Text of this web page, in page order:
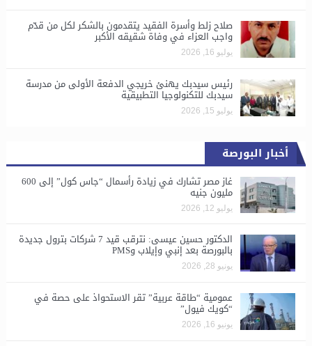
صلاح زلط وأسرة الفقيد يتقدمون بالشكر لكل من قدّم
واجب العزاء في وفاة شقيقه الأكبر
يوليو 16, 2026
رئيس سيدبك يهنئ خريجي الدفعة الأولى من مدرسة
سيدبك للتكنولوجيا التطبيقية
يوليو 15, 2026
أخبار البورصة
غاز مصر تشارك في زيادة رأسمال “جاس كول” إلى 600
مليون جنيه
يوليو 12, 2026
الدكتور حسين عيسى: نترقب قيد 7 شركات بترول جديدة
بالبورصة بعد إنبي وإيلاب وPMS
يونيو 28, 2026
​عمومية “طاقة عربية” تقر الاستحواذ على حصة في
“كويك فيول”
يونيو 16, 2026